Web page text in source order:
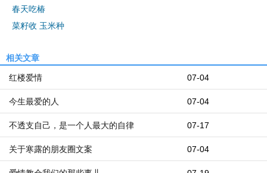
春天吃椿
菜籽收 玉米种
相关文章
07-04
红楼爱情
07-04
今生最爱的人
07-17
不透支自己，是一个人最大的自律
07-04
关于寒露的朋友圈文案